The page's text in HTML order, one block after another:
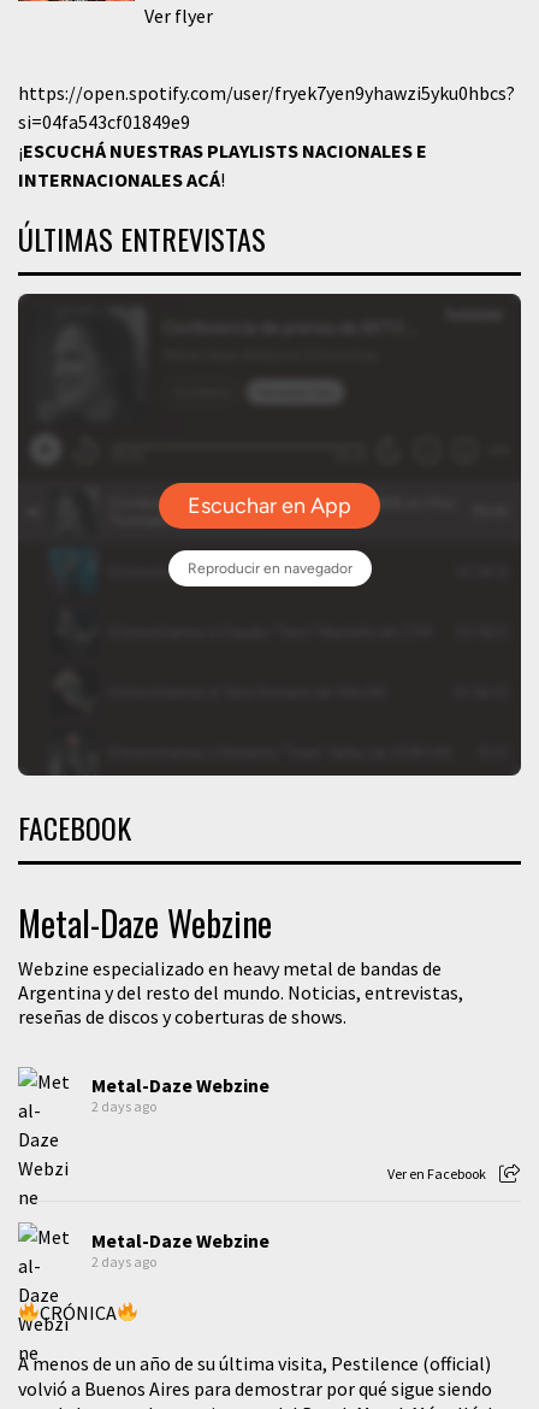
Ver flyer
https://open.spotify.com/user/fryek7yen9yhawzi5yku0hbcs?
si=04fa543cf01849e9
¡ESCUCHÁ NUESTRAS PLAYLISTS NACIONALES E
INTERNACIONALESACÁ!
ÚLTIMAS ENTREVISTAS
FACEBOOK
Metal-Daze Webzine
Webzine especializado en heavy metal de bandas de
Argentina y del resto del mundo. Noticias, entrevistas,
reseñas de discos y coberturas de shows.
Metal-Daze Webzine
2 days ago
Ver en Facebook
Metal-Daze Webzine
2 days ago
CRÓNICA
A menos de un año de su última visita, Pestilence (official)
volvió a Buenos Aires para demostrar por qué sigue siendo